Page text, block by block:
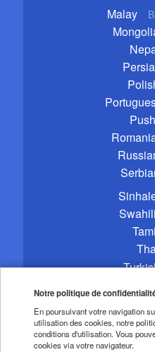
Malay
Swahili
Copyright © 2020 CGTN.
Notre politique de
En poursuivant votre navigation
utilisation des cookies, notre
conditions d'utilisation. Vous
cookies via votre navigateur.